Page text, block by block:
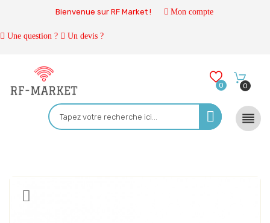
Bienvenue sur RF Market ! Mon compte
Une question ? Un devis ?
0 0
